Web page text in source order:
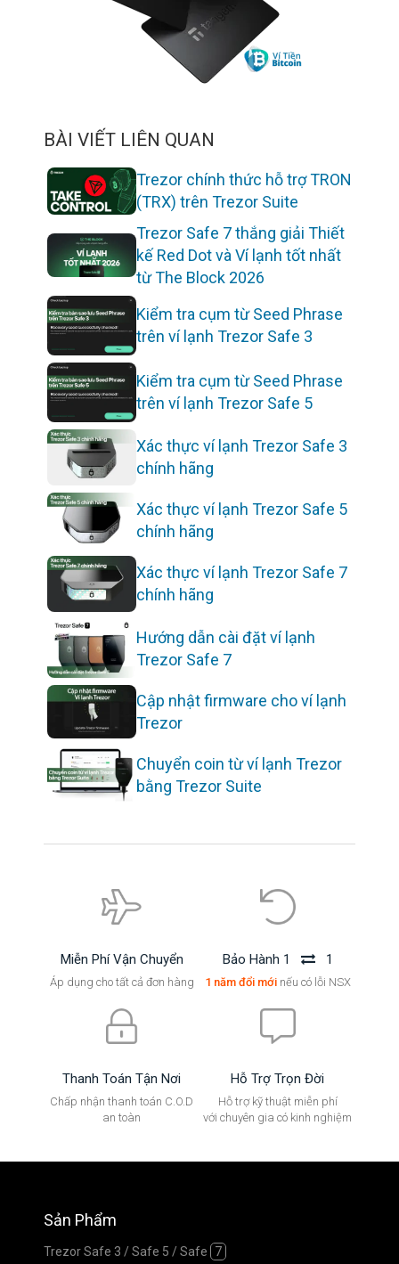
BÀI VIẾT LIÊN QUAN
Trezor chính thức hỗ trợ TRON
(TRX) trên Trezor Suite
Trezor Safe 7 thắng giải Thiết
kế Red Dot và Ví lạnh tốt nhất
từ The Block 2026
Kiểm tra cụm từ Seed Phrase
trên ví lạnh Trezor Safe 3
Kiểm tra cụm từ Seed Phrase
trên ví lạnh Trezor Safe 5
Xác thực ví lạnh Trezor Safe 3
chính hãng
Xác thực ví lạnh Trezor Safe 5
chính hãng
Xác thực ví lạnh Trezor Safe 7
chính hãng
Hướng dẫn cài đặt ví lạnh
Trezor Safe 7
Cập nhật firmware cho ví lạnh
Trezor
Chuyển coin từ ví lạnh Trezor
bằng Trezor Suite
Miễn Phí Vận Chuyển
Áp dụng cho tất cả đơn hàng
Bảo Hành 1 1
1 năm đổi mớinếu có lỗi NSX
Thanh Toán Tận Nơi
Chấp nhận thanh toán C.O.D
an toàn
Hỗ Trợ Trọn Đời
Hỗ trợ kỹ thuật miễn phí
với chuyên gia có kinh nghiệm
Sản Phẩm
Trezor Safe 3 /Safe 5 /Safe 7